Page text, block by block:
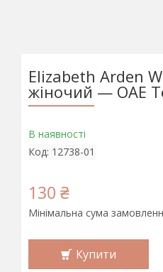
Elizabeth Arden
жіночий — ОАЕ
В наявності
Код: 12738-01
130 ₴
Мінімальна сума
Купити